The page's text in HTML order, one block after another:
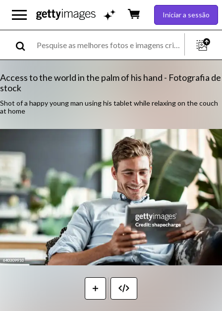
Iniciar a sessão
Access to the world in the palm of his hand - Fotografia de
stock
Shot of a happy young man using his tablet while relaxing on the couch
at home